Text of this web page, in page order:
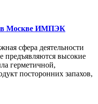
в Москве ИМПЭК
сфера деятельности
предъявляются высокие
герметичной,
посторонних запахов,